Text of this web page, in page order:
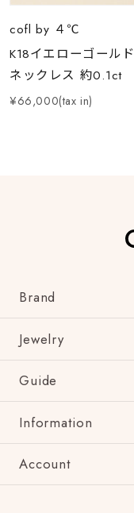
cofl by ４℃
K18イエローゴールド
ネックレス 約0.1ct
¥66,000(tax in)
Brand
Jewelry
Guide
Information
Account